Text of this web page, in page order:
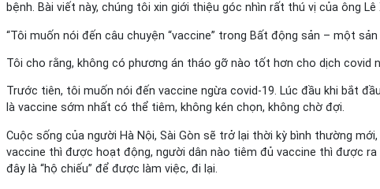
bệnh. Bài viết này, chúng tôi xin giới thiệu góc nhìn rất thú vị của ông
“Tôi muốn nói đến câu chuyện “vaccine” trong Bất động sản – một
Tôi cho rằng, không có phương án tháo gỡ nào tốt hơn cho dịch covid
Trước tiên, tôi muốn nói đến vaccine ngừa covid-19. Lúc đầu khi bắt
là vaccine sớm nhất có thể tiêm, không kén chọn, không chờ đợi.
Cuộc sống của người Hà Nội, Sài Gòn sẽ trở lại thời kỳ bình thường
vaccine thì được hoạt động, người dân nào tiêm đủ vaccine thì được
đây là “hộ chiếu” để được làm việc, đi lại.